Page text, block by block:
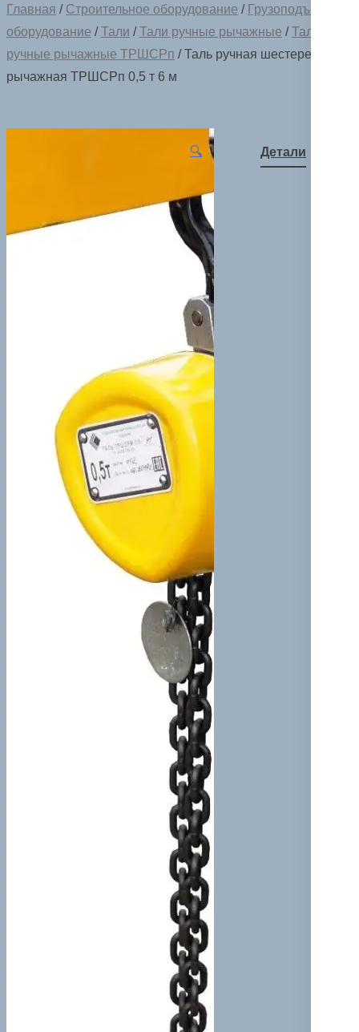
Главная / Строительное оборудование / Грузоподъемное
оборудование /Тали /Тали ручные рычажные /Тали
ручные рычажные ТРШСРп / Таль ручная шестеренная
рычажная ТРШСРп 0,5 т 6 м
🔍 Детали